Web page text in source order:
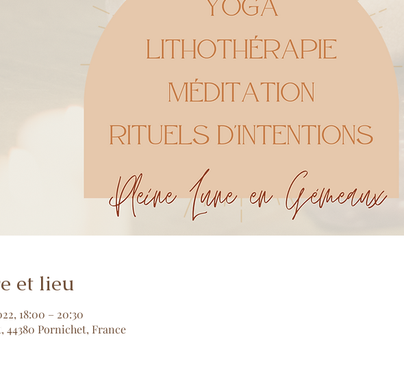
et lieu
18:00 – 20:30
44380 Pornichet, France